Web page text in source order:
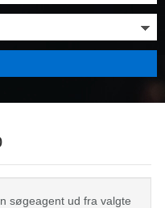
søgeagent ud fra valgte